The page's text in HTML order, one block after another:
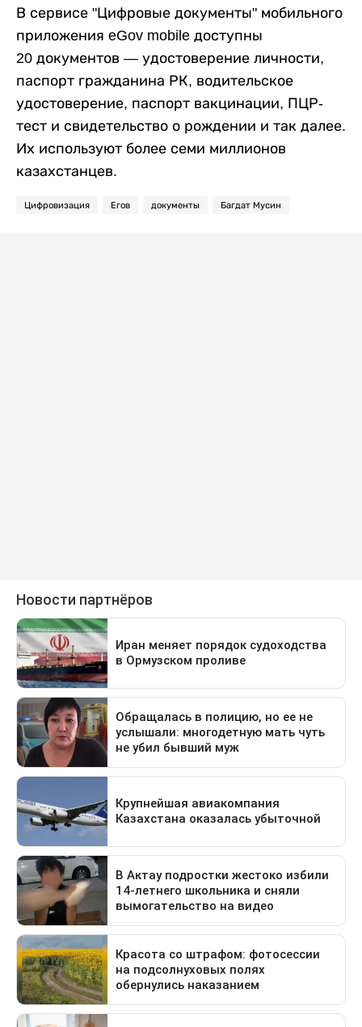
В сервисе "Цифровые документы" мобильного
приложения eGov mobile доступны
20 документов — удостоверение личности,
паспорт гражданина РК, водительское
удостоверение, паспорт вакцинации, ПЦР-
тест и свидетельство о рождении и так далее.
Их используют более семи миллионов
казахстанцев.
Цифровизация Егов документы Багдат Мусин